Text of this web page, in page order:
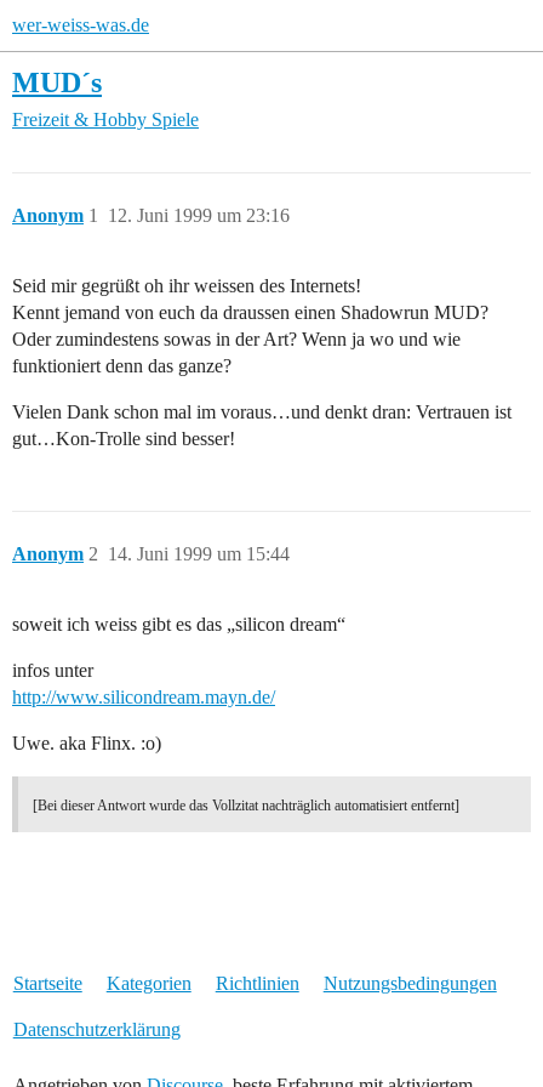
wer-weiss-was.de
MUD´s
Freizeit & Hobby Spiele
Anonym 12. Juni 1999 um 23:16
1
Seid mir gegrüßt oh ihr weissen des Internets!
Kennt jemand von euch da draussen einen Shadowrun MUD?
Oder zumindestens sowas in der Art? Wenn ja wo und wie
funktioniert denn das ganze?
Vielen Dank schon mal im voraus…und denkt dran: Vertrauen ist
gut…Kon-Trolle sind besser!
Anonym 14. Juni 1999 um 15:44
2
soweit ich weiss gibt es das „silicon dream“
infos unter
http://www.silicondream.mayn.de/
Uwe. aka Flinx. :o)
[Bei dieser Antwort wurde das Vollzitat nachträglich automatisiert entfernt]
Startseite Kategorien Richtlinien Nutzungsbedingungen
Datenschutzerklärung